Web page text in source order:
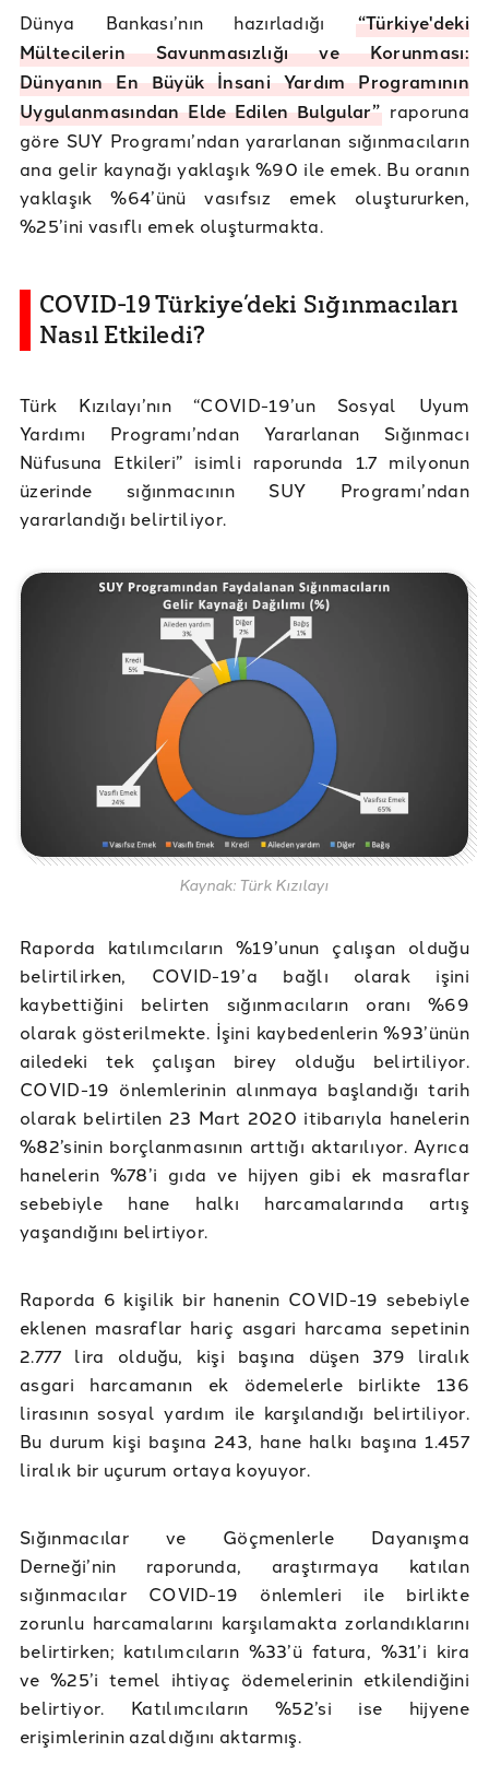
Dünya Bankası’nın hazırladığı “Türkiye'deki
Mültecilerin Savunmasızlığı ve Korunması:
Dünyanın En Büyük İnsani Yardım Programının
Uygulanmasından Elde Edilen Bulgular” raporuna
göre SUY Programı’ndan yararlanan sığınmacıların
ana gelir kaynağı yaklaşık %90 ile emek. Bu oranın
yaklaşık %64’ünü vasıfsız emek oluştururken,
%25’ini vasıflı emek oluşturmakta.
COVID-19 Türkiye’deki Sığınmacıları
Nasıl Etkiledi?
Türk Kızılayı’nın “COVID-19’un Sosyal Uyum
Yardımı Programı’ndan Yararlanan Sığınmacı
Nüfusuna Etkileri” isimli raporunda 1.7 milyonun
üzerinde sığınmacının SUY Programı’ndan
yararlandığı belirtiliyor.
Kaynak: Türk Kızılayı
Raporda katılımcıların %19’unun çalışan olduğu
belirtilirken, COVID-19’a bağlı olarak işini
kaybettiğini belirten sığınmacıların oranı %69
olarak gösterilmekte. İşini kaybedenlerin %93’ünün
ailedeki tek çalışan birey olduğu belirtiliyor.
COVID-19 önlemlerinin alınmaya başlandığı tarih
olarak belirtilen 23 Mart 2020 itibarıyla hanelerin
%82’sinin borçlanmasının arttığı aktarılıyor. Ayrıca
hanelerin %78’i gıda ve hijyen gibi ek masraflar
sebebiyle hane halkı harcamalarında artış
yaşandığını belirtiyor.
Raporda 6 kişilik bir hanenin COVID-19 sebebiyle
eklenen masraflar hariç asgari harcama sepetinin
2.777 lira olduğu, kişi başına düşen 379 liralık
asgari harcamanın ek ödemelerle birlikte 136
lirasının sosyal yardım ile karşılandığı belirtiliyor.
Bu durum kişi başına 243, hane halkı başına 1.457
liralık bir uçurum ortaya koyuyor.
Sığınmacılar ve Göçmenlerle Dayanışma
Derneği’nin raporunda, araştırmaya katılan
sığınmacılar COVID-19 önlemleri ile birlikte
zorunlu harcamalarını karşılamakta zorlandıklarını
belirtirken; katılımcıların %33’ü fatura, %31’i kira
ve %25’i temel ihtiyaç ödemelerinin etkilendiğini
belirtiyor. Katılımcıların %52’si ise hijyene
erişimlerinin azaldığını aktarmış.